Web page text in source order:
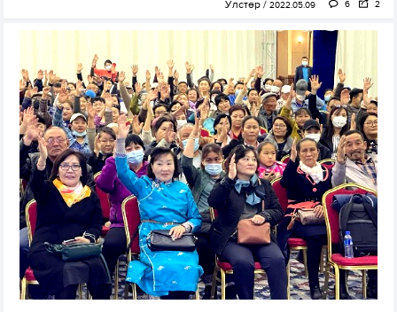
Улстөр 2022.05.09 6 2